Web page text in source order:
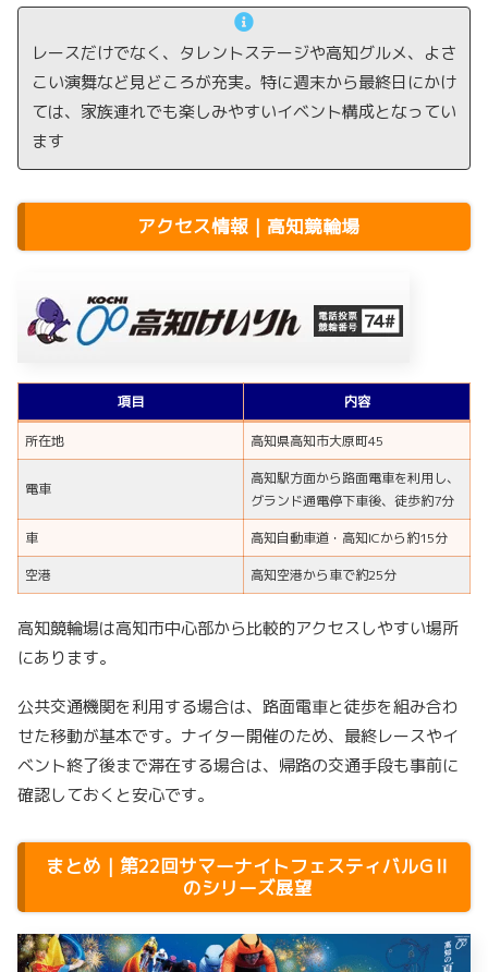
レースだけでなく、タレントステージや高知グルメ、よさ
こい演舞など見どころが充実。特に週末から最終日にかけ
ては、家族連れでも楽しみやすいイベント構成となってい
ます
アクセス情報｜高知競輪場
項目 内容
所在地 高知県高知市大原町45
電車
高知駅方面から路面電車を利用し、
グランド通電停下車後、徒歩約7分
車
高知自動車道・高知ICから約15分
空港
高知空港から車で約25分
高知競輪場は高知市中心部から比較的アクセスしやすい場所
にあります。
公共交通機関を利用する場合は、路面電車と徒歩を組み合わ
せた移動が基本です。ナイター開催のため、最終レースやイ
ベント終了後まで滞在する場合は、帰路の交通手段も事前に
確認しておくと安心です。
まとめ｜第22回サマーナイトフェスティバルGⅡ
のシリーズ展望